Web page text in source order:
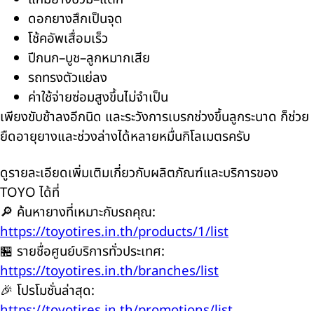
ดอกยางสึกเป็นจุด
โช้คอัพเสื่อมเร็ว
ปีกนก–บูช–ลูกหมากเสีย
รถทรงตัวแย่ลง
ค่าใช้จ่ายซ่อมสูงขึ้นไม่จำเป็น
เพียงขับช้าลงอีกนิด และระวังการเบรกช่วงขึ้นลูกระนาด ก็ช่วย
ยืดอายุยางและช่วงล่างได้หลายหมื่นกิโลเมตรครับ
ดูรายละเอียดเพิ่มเติมเกี่ยวกับผลิตภัณฑ์และบริการของ
TOYO ได้ที่
🔎 ค้นหายางที่เหมาะกับรถคุณ:
https://toyotires.in.th/products/1/list
🏪 รายชื่อศูนย์บริการทั่วประเทศ:
https://toyotires.in.th/branches/list
🎉 โปรโมชั่นล่าสุด: